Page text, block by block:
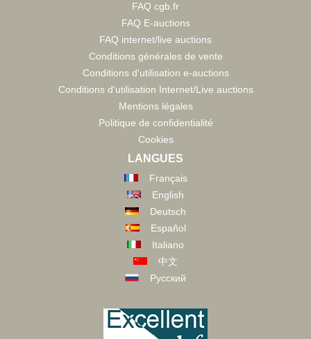
FAQ cgb.fr
FAQ E-auctions
FAQ internet/live auctions
Conditions générales de vente
Conditions d'utilisation e-auctions
Conditions d'utilisation Internet/Live auctions
Mentions légales
Politique de confidentialité
Cookies
LANGUES
Français
English
Deutsch
Español
Italiano
中文
Русский